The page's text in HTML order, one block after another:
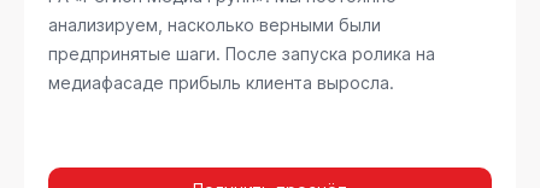
анализируем, насколько верными были
предпринятые шаги. После запуска ролика на
медиафасаде прибыль клиента выросла.